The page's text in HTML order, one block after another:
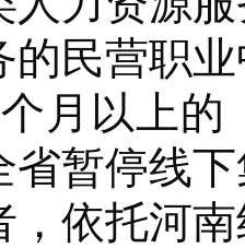
的民营职
月以上的
省暂停线
，依托河